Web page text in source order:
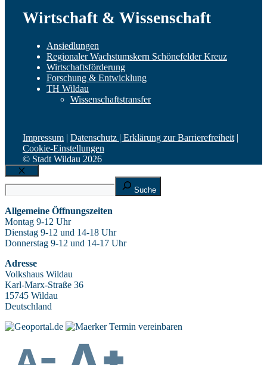
Wirtschaft & Wissenschaft
Ansiedlungen
Regionaler Wachstumskern Schönefelder Kreuz
Wirtschaftsförderung
Forschung & Entwicklung
TH Wildau
Wissenschaftstransfer
Impressum Datenschutz | Erklärung zur Barrierefreiheit|
Cookie-Einstellungen
© Stadt Wildau 2026
Schließen
Suche
Allgemeine Öffnungszeiten
Montag 9-12 Uhr
Dienstag 9-12 und 14-18 Uhr
Donnerstag 9-12 und 14-17 Uhr
Adresse
Volkshaus Wildau
Karl-Marx-Straße 36
15745 Wildau
Deutschland
Termin vereinbaren